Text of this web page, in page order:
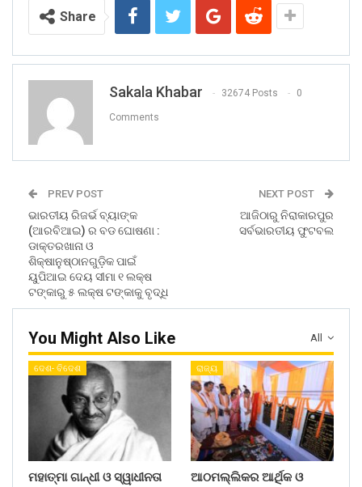
Share
Sakala Khabar 32674 Posts 0
Comments
PREV POST
ଭାରତୀୟ ରିଜର୍ଭ ବ୍ୟାଙ୍କ
(ଆରବିଆଇ) ର ବଡ ଘୋଷଣା :
ଡାକ୍ତରଖାନା ଓ
ଶିକ୍ଷାନୁଷ୍ଠାନଗୁଡ଼ିକ ପାଇଁ
ୟୁପିଆଇ ଦେୟ ସୀମା ୧ ଲକ୍ଷ
ଟଙ୍କାରୁ ୫ ଲକ୍ଷ ଟଙ୍କାକୁ ବୃଦ୍ଧି
NEXT POST
ଆଜିଠାରୁ ନିରାକାରପୁର
ସର୍ବଭାରତୀୟ ଫୁଟବଲ
All
You Might Also Like
ଦେଶ- ବିଦେଶ
ମହାତ୍ମା ଗାନ୍ଧୀ ଓ ସ୍ୱାଧୀନତା
ରାଜ୍ୟ
ଆଠମଲ୍ଲିକର ଆର୍ଥିକ ଓ